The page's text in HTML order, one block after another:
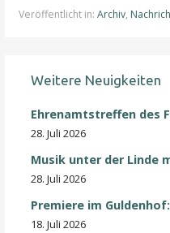
Veröffentlicht in:Archiv,
Weitere Neuigkeiten
Ehrenamtstreffen des
28. Juli 2026
Musik unter der Linde
28. Juli 2026
Premiere im
18. Juli 2026